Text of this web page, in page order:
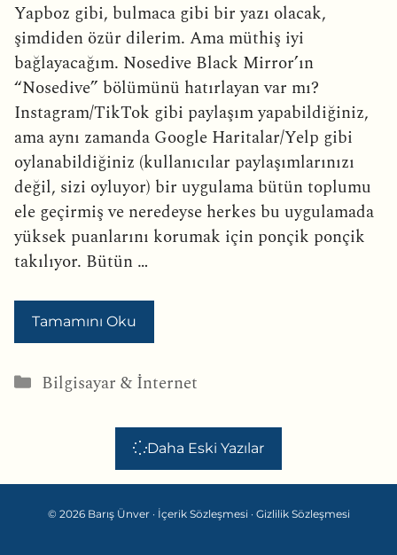
Yapboz gibi, bulmaca gibi bir yazı olacak,
şimdiden özür dilerim. Ama müthiş iyi
bağlayacağım. Nosedive Black Mirror’ın
“Nosedive” bölümünü hatırlayan var mı?
Instagram/TikTok gibi paylaşım yapabildiğiniz,
ama aynı zamanda Google Haritalar/Yelp gibi
oylanabildiğiniz (kullanıcılar paylaşımlarınızı
değil, sizi oyluyor) bir uygulama bütün toplumu
ele geçirmiş ve neredeyse herkes bu uygulamada
yüksek puanlarını korumak için ponçik ponçik
takılıyor. Bütün …
Tamamını Oku
Kategoriler
Bilgisayar & İnternet
Daha Eski Yazılar
© 2026 Barış Ünver · İçerik Sözleşmesi · Gizlilik Sözleşmesi